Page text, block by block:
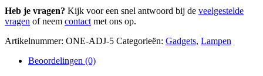
Heb je vragen? Kijk voor een snel antwoord bij de veelgestelde
vragen of neem contact met ons op.
Artikelnummer: ONE-ADJ-5 Categorieën: Gadgets, Lampen
Beoordelingen (0)